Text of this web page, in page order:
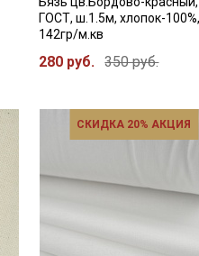
ГОСТ, ш.1.5м, хлопок-100%,
142гр/м.кв
280 руб. 350 руб.
СКИДКА 20% АКЦИЯ